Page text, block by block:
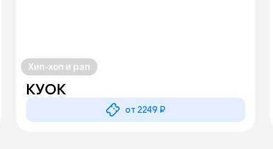
Хип-хоп и рэп
КУОК
от 2249 ₽